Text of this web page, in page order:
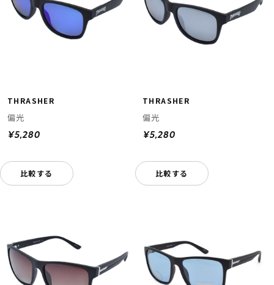
THRASHER
偏光
¥5,280
比較する
THRASHER
偏光
¥5,280
比較する